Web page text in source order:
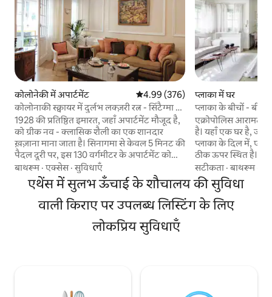
कोलोनेकी में अपार्टमेंट औसत रेटिंग 5 में से 4.99, 376 समीक्षाएँ
4.99 (376)
कोलोनाकी स्क्वायर में दुर्लभ लक्ज़री रत्न - सिंटैग्मा के
पास
1928 की प्रतिष्ठित इमारत, जहाँ अपार्टमेंट मौजूद है,
को ग्रीक नव - क्लासिक शैली का एक शानदार
ख़ज़ाना माना जाता है। सिनागमा से केवल 5 मिनट की
पैदल दूरी पर, इस 130 वर्गमीटर के अपार्टमेंट को
डीलक्स सुविधाओं वाली एक शानदार जगह पर
बहाल किया गया है! एथेंस के मध्य में स्थित,
Kolonaki में स्थित, आधुनिक कैफे/रेस्तरां,
स्टाइलिश बुटीक, गैलरी और शहर के सभी
ऐतिहासिक स्थलों से केवल कुछ ही पैदल दूरी पर
स्थित है! 5* सुविधाओं, ऊंची छत, बेहद शानदार झूमर
और सुनहरे दर्पण और निश्चित रूप से सड़क के दृश्यों
आधुनिक आराम हैं। यह अच्छी तरह से आरामदायक
बाथरूम·एक्सेस·सुविधाएँ
प्लाका में घर
प्लाका के बीचों - बीच
आरामदायक घर'
एक्रोपोलिस
है। यहाँ एक घर है, जो
प्लाका के दिल में,
ठीक ऊपर स्थित है।
के अद्वितीय टुकड़े,
बेडरूम और 1.5 स्नान के
तीन लोगों के लिए एक
पहले आपको तीन
खींचा जाएगा:
लाइकाबेटस के पड़ोसी
सटीकता ·बाथरूम·
एथेंस में सुलभ ऊँचाई के शौचालय की सुविधा
वाली किराए पर उपलब्ध लिस्टिंग के लिए
लोकप्रिय सुविधाएँ